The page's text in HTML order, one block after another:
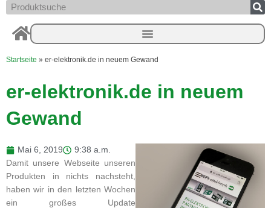
Suche
Startseite » er-elektronik.de in neuem Gewand
er-elektronik.de in neuem
Gewand
Mai 6, 2019
9:38 a.m.
Damit unsere Webseite unseren
Produkten in nichts nachsteht,
haben wir in den letzten Wochen
ein großes Update